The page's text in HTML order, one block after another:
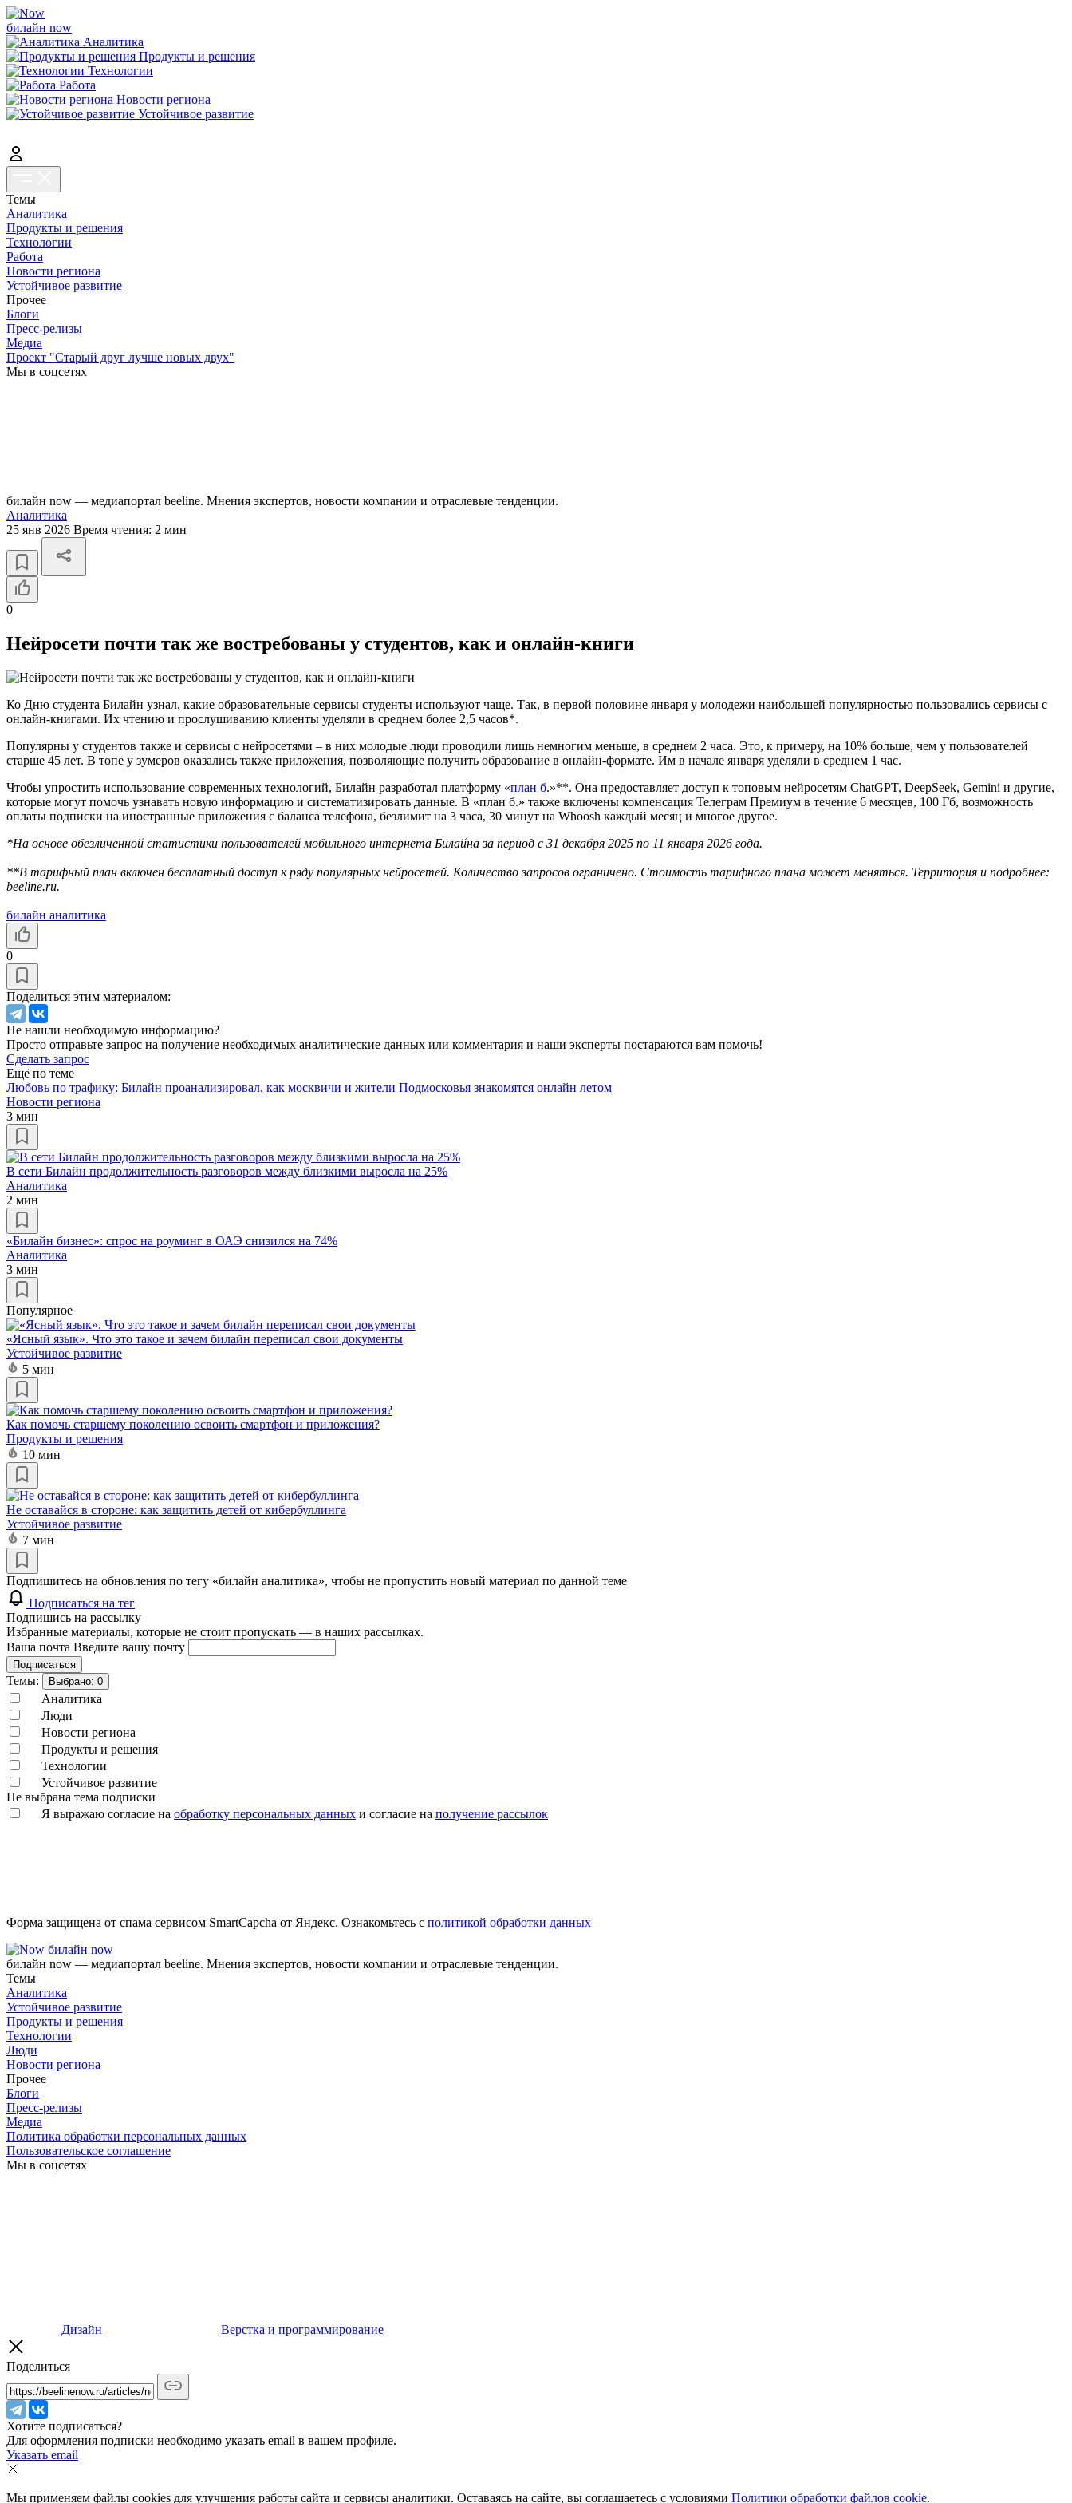
билайн now
Аналитика
Продукты и решения
Технологии
Работа
Новости региона
Устойчивое развитие
Темы
Аналитика
Продукты и решения
Технологии
Работа
Новости региона
Устойчивое развитие
Прочее
Блоги
Пресс-релизы
Медиа
Проект "Старый друг лучше новых двух"
Мы в соцсетях
билайн now — медиапортал beeline. Мнения экспертов, новости компании и отраслевые тенденции.
Аналитика
25 янв 2026 Время чтения: 2 мин
0
Нейросети почти так же востребованы у студентов, как и онлайн-книги
Ко Дню студента Билайн узнал, какие образовательные сервисы студенты используют чаще. Так, в первой половине января у молодежи наибольшей популярностью пользовались сервисы с
онлайн-книгами. Их чтению и прослушиванию клиенты уделяли в среднем более 2,5 часов*.
Популярны у студентов также и сервисы с нейросетями – в них молодые люди проводили лишь немногим меньше, в среднем 2 часа. Это, к примеру, на 10% больше, чем у пользователей
старше 45 лет. В топе у зумеров оказались также приложения, позволяющие получить образование в онлайн-формате. Им в начале января уделяли в среднем 1 час.
Чтобы упростить использование современных технологий, Билайн разработал платформу «план б.»**. Она предоставляет доступ к топовым нейросетям ChatGPT, DeepSeek, Gemini и другие,
которые могут помочь узнавать новую информацию и систематизировать данные. В «план б.» также включены компенсация Телеграм Премиум в течение 6 месяцев, 100 Гб, возможность
оплаты подписки на иностранные приложения с баланса телефона, безлимит на 3 часа, 30 минут на Whoosh каждый месяц и многое другое.
*На основе обезличенной статистики пользователей мобильного интернета Билайна за период с 31 декабря 2025 по 11 января 2026 года.
**В тарифный план включен бесплатный доступ к ряду популярных нейросетей. Количество запросов ограничено. Стоимость тарифного плана может меняться. Территория и подробнее:
beeline.ru.
билайн аналитика
0
Поделиться этим материалом:
Не нашли необходимую информацию?
Просто отправьте запрос на получение необходимых аналитические данных или комментария и наши эксперты постараются вам помочь!
Сделать запрос
Ещё по теме
Любовь по трафику: Билайн проанализировал, как москвичи и жители Подмосковья знакомятся онлайн летом
Новости региона
3 мин
В сети Билайн продолжительность разговоров между близкими выросла на 25%
Аналитика
2 мин
«Билайн бизнес»: спрос на роуминг в ОАЭ снизился на 74%
Аналитика
3 мин
Популярное
«Ясный язык». Что это такое и зачем билайн переписал свои документы
Устойчивое развитие
5 мин
Как помочь старшему поколению освоить смартфон и приложения?
Продукты и решения
10 мин
Не оставайся в стороне: как защитить детей от кибербуллинга
Устойчивое развитие
7 мин
Подпишитесь на обновления по тегу «билайн аналитика», чтобы не пропустить новый материал по данной теме
Подписаться на тег
Подпишись на рассылку
Избранные материалы, которые не стоит пропускать — в наших рассылках.
Ваша почта Введите вашу почту
Подписаться
Темы: Выбрано: 0
Аналитика
Люди
Новости региона
Продукты и решения
Технологии
Устойчивое развитие
Не выбрана тема подписки
Я выражаю согласие на обработку персональных данных и согласие на получение рассылок
Форма защищена от спама сервисом SmartCapcha от Яндекс. Ознакомьтесь с политикой обработки данных
билайн now
билайн now — медиапортал beeline. Мнения экспертов, новости компании и отраслевые тенденции.
Темы
Аналитика
Устойчивое развитие
Продукты и решения
Технологии
Люди
Новости региона
Прочее
Блоги
Пресс-релизы
Медиа
Политика обработки персональных данных
Пользовательское соглашение
Мы в соцсетях
Дизайн Верстка и программирование
Поделиться
Хотите подписаться?
Для оформления подписки необходимо указать email в вашем профиле.
Указать email
Мы применяем файлы cookies для улучшения работы сайта и сервисы аналитики. Оставаясь на сайте, вы соглашаетесь с условиями Политики обработки файлов cookie.